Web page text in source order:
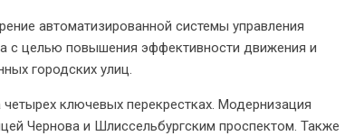
автоматизированной системы управления
с целью повышения эффективности движения и
городских улиц.
ключевых перекрестках. Модернизация
Чернова и Шлиссельбургским проспектом. Также